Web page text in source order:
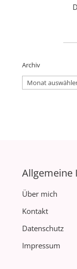
Archiv
Archiv
Allgemeine
Über mich
Kontakt
Datenschutz
Impressum